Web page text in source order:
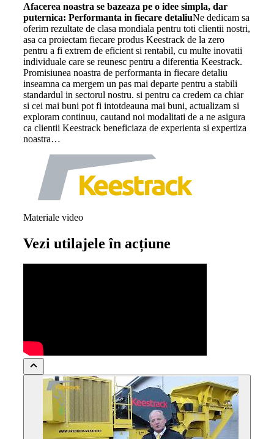
Afacerea noastra se bazeaza pe o idee simpla, dar
puternica: Performanta in fiecare detaliuNe dedicam sa
oferim rezultate de clasa mondiala pentru toti clientii nostri,
asa ca proiectam fiecare produs Keestrack de la zero
pentru a fi extrem de eficient si rentabil, cu multe inovatii
individuale care se reunesc pentru a diferentia Keestrack.
Promisiunea noastra de performanta in fiecare detaliu
inseamna ca mergem un pas mai departe pentru a stabili
standardul in sectorul nostru. si pentru ca credem ca chiar
si cei mai buni pot fi intotdeauna mai buni, actualizam si
exploram continuu, cautand noi modalitati de a ne asigura
ca clientii Keestrack beneficiaza de experienta si expertiza
noastra…
Materiale video
Vezi utilajele în acțiune